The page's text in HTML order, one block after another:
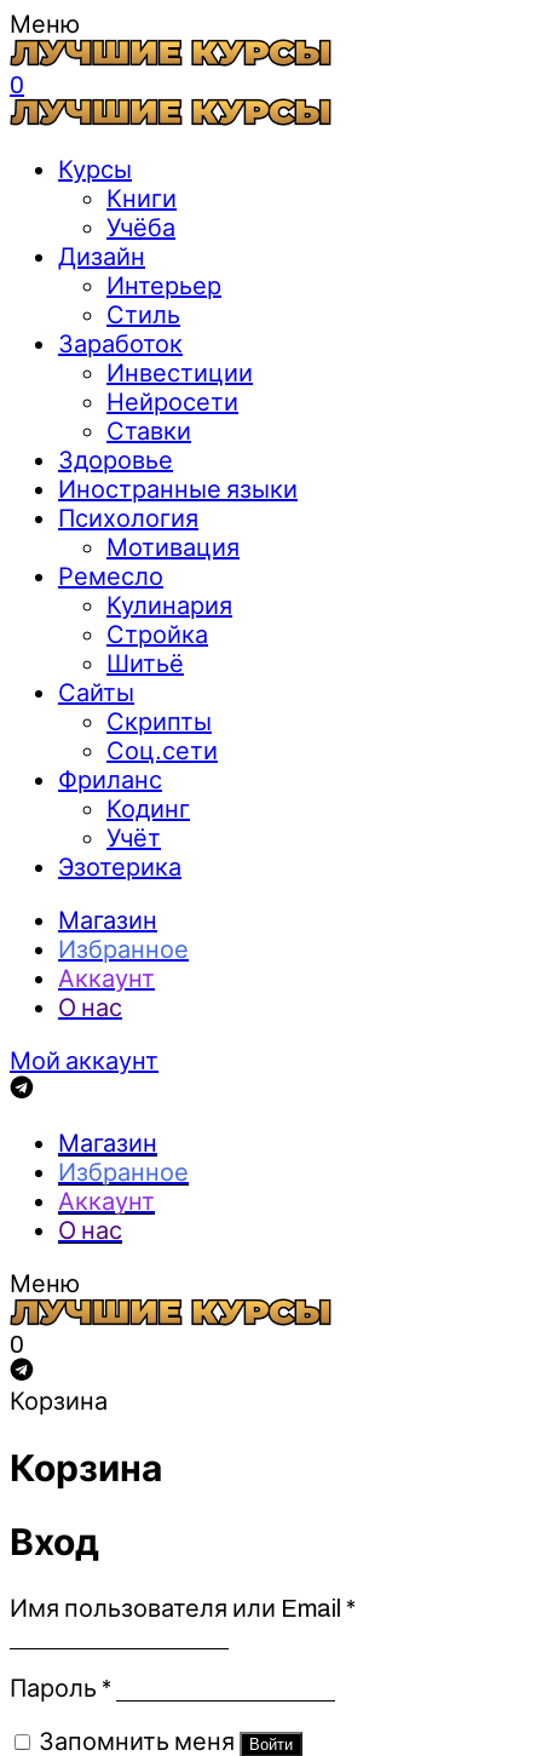
Меню
0
Курсы
Книги
Учёба
Дизайн
Интерьер
Стиль
Заработок
Инвестиции
Нейросети
Ставки
Здоровье
Иностранные языки
Психология
Мотивация
Ремесло
Кулинария
Стройка
Шитьё
Сайты
Скрипты
Соц.сети
Фриланс
Кодинг
Учёт
Эзотерика
Магазин
Избранное
Аккаунт
О нас
Мой аккаунт
Магазин
Избранное
Аккаунт
О нас
Меню
0
Корзина
Корзина
Вход
Имя пользователя или Email *Обязательно
Пароль *Обязательно
Запомнить меня Войти